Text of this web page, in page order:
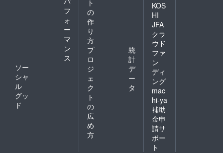
フ
ォ
ー
マ
ン
ス
ソー
シャ
ル
グッ
ド
ト
の
作
り
方
プ
ロ
ジ
ェ
ク
ト
の
広
め
方
統
計
デ
ー
タ
KOS
HI
JFA
クラ
ウド
ファ
ン
ディ
ング
mac
hi-ya
補助
金申
請サ
ポー
ト